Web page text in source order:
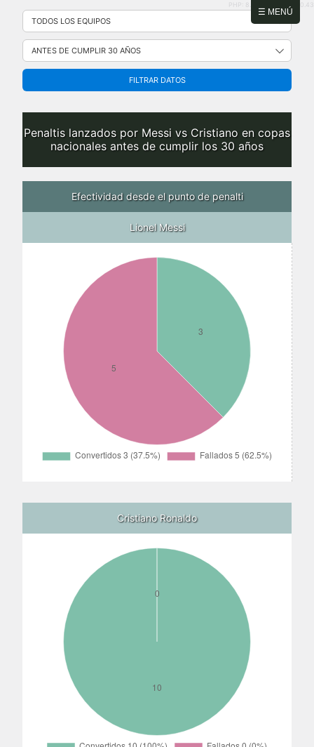
☰ MENÚ
Saltar
contenido
PHP: 8.2.31 | MySQL: 8.0.43
FILTRAR DATOS
Penaltis lanzados por Messi vs Cristiano en copas
nacionales antes de cumplir los 30 años
Efectividad desde el punto de penalti
Lionel Messi
Cristiano Ronaldo